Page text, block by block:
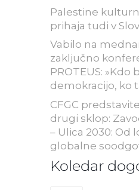
Palestine
prihaja tudi v
Vabilo na
zaključno
PROTEUS: »Kdo
demokracijo, ko
CFGC
drugi sklop:
– Ulica 2030: Od
globalne
Koledar